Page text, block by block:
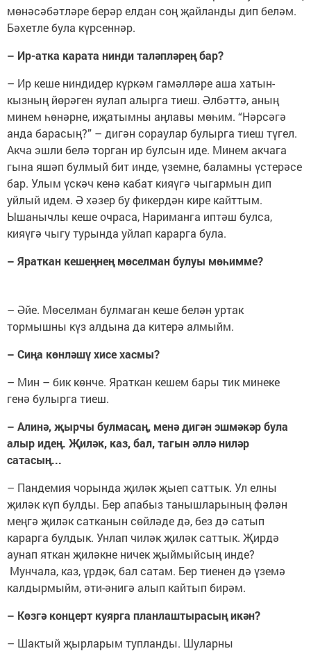
мөнәсәбәтләре берәр елдан соң җайланды дип беләм.
Бәхетле була күрсеннәр.
– Ир-атка карата нинди таләпләрең бар?
– Ир кеше ниндидер күркәм гамәлләре аша хатын-
кызның йөрәген яулап алырга тиеш. Әлбәттә, аның
минем һөнәрне, иҗатымны аңлавы мөһим. “Нәрсәгә
анда барасың?” – дигән сораулар булырга тиеш түгел.
Акча эшли белә торган ир булсын иде. Минем акчага
гына яшәп булмый бит инде, үземне, баламны үстерәсе
бар. Улым үскәч кенә кабат кияүгә чыгармын дип
уйлый идем. Ә хәзер бу фикердән кире кайттым.
Ышанычлы кеше очраса, Нариманга иптәш булса,
кияүгә чыгу турында уйлап карарга була.
– Яраткан кешеңнең мөселман булуы мөһимме?
– Әйе. Мөселман булмаган кеше белән уртак
тормышны күз алдына да китерә алмыйм.
– Сиңа көнләшү хисе хасмы?
– Мин – бик көнче. Яраткан кешем бары тик минеке
генә булырга тиеш.
– Алинә, җырчы булмасаң, менә дигән эшмәкәр була
алыр идең. Җиләк, каз, бал, тагын әллә ниләр
сатасың...
– Пандемия чорында җиләк җыеп саттык. Ул елны
җиләк күп булды. Бер апабыз танышларының фәлән
меңгә җиләк сатканын сөйләде дә, без дә сатып
карарга булдык. Унлап чиләк җиләк саттык. Җирдә
аунап яткан җиләкне ничек җыймыйсың инде?
Мунчала, каз, үрдәк, бал сатам. Бер тиенен дә үземә
калдырмыйм, әти-әнигә алып кайтып бирәм.
– Көзгә концерт куярга планлаштырасың икән?
– Шактый җырларым тупланды. Шуларны